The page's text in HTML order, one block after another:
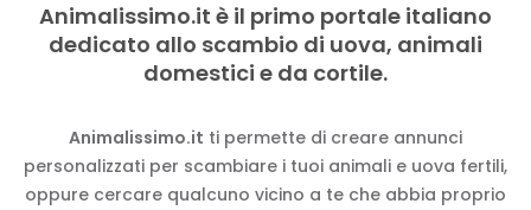
Animalissimo.it è il primo portale italiano
dedicato allo scambio di uova, animali
domestici e da cortile.
Animalissimo.it ti permette di creare annunci
personalizzati per scambiare i tuoi animali e uova fertili,
oppure cercare qualcuno vicino a te che abbia proprio